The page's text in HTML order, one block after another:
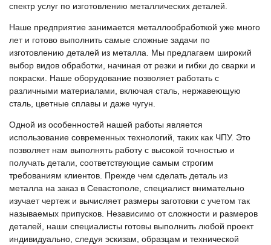
спектр услуг по изготовлению металлических деталей.
Наше предприятие занимается металлообработкой уже много
лет и готово выполнить самые сложные задачи по
изготовлению деталей из металла. Мы предлагаем широкий
выбор видов обработки, начиная от резки и гибки до сварки и
покраски. Наше оборудование позволяет работать с
различными материалами, включая сталь, нержавеющую
сталь, цветные сплавы и даже чугун.
Одной из особенностей нашей работы является
использование современных технологий, таких как ЧПУ. Это
позволяет нам выполнять работу с высокой точностью и
получать детали, соответствующие самым строгим
требованиям клиентов. Прежде чем сделать деталь из
металла на заказ в Севастополе, специалист внимательно
изучает чертеж и вычисляет размеры заготовки с учетом так
называемых припусков. Независимо от сложности и размеров
деталей, наши специалисты готовы выполнить любой проект
индивидуально, следуя эскизам, образцам и технической